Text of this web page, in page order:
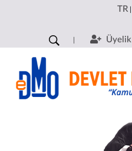
TR|
Üyelik